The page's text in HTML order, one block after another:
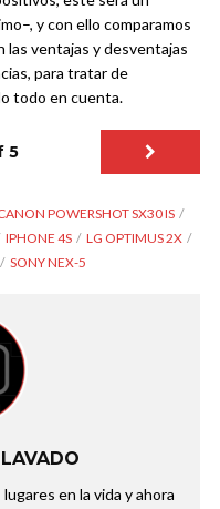
y con ello comparamos
ventajas y desventajas
para tratar de
todo en cuenta.
5
POWERSHOT SX30 IS
IPHONE 4S
LG OPTIMUS 2X
SONY NEX-5
en la vida y ahora